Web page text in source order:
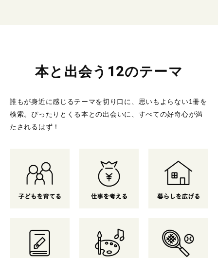
本と出会う12のテーマ
誰もが身近に感じるテーマを切り口に、思いもよらない1冊を
検索。 ぴったりとくる本との出会いに、すべての好奇心が満
たされるはず！